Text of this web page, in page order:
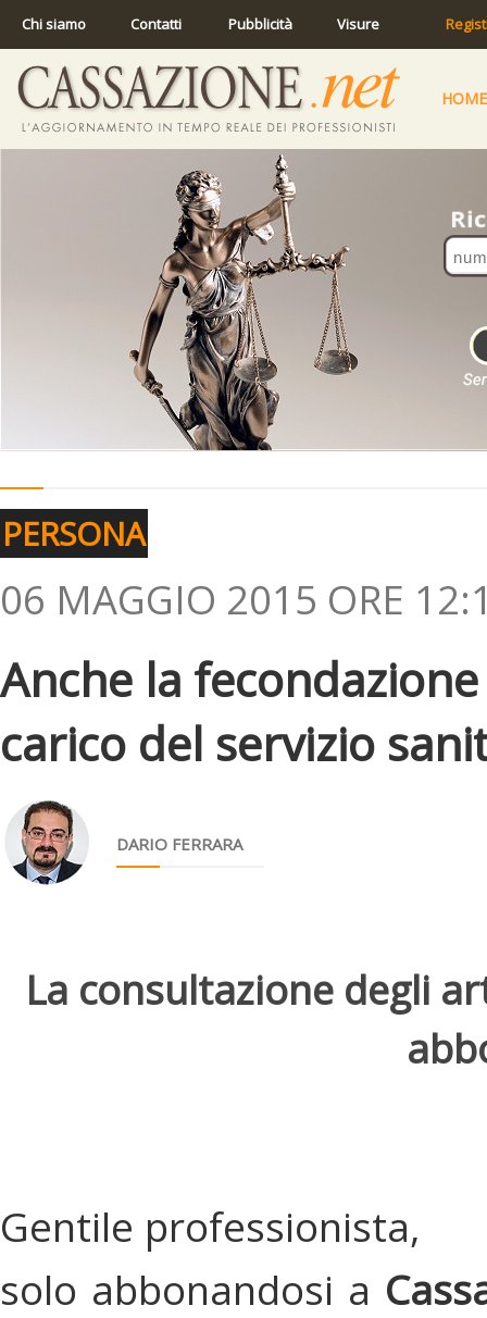
Chi siamo Contatti Pubblicità Visure
HOME
PERSONA
06 MAGGIO 2015 ORE
Anche la
carico del servizio
DARIO FERRARA
La consultazione degli
Gentile professionista,
solo abbonandosi a